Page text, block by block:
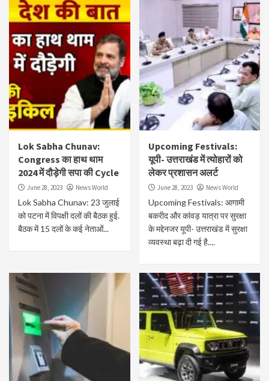
Lok Sabha Chunav:
Congress का हाथ थाम
2024 में दौड़ेगी सपा की Cycle
June 28, 2023 News World
Lok Sabha Chunav: 23 जुलाई
को पटना में विपक्षी दलों की बैठक हुई.
बैठक में 15 दलों के कई नेताओं...
Upcoming Festivals:
यूपी- उत्तराखंड में त्योहारों को
लेकर प्रशासन अलर्ट
June 28, 2023 News World
Upcoming Festivals: आगामी
बकरीद और कांवड़ यात्रा पर सुरक्षा
के मद्देनजर यूपी- उत्तराखंड में सुरक्षा
व्यवस्था बढ़ा दी गई है....